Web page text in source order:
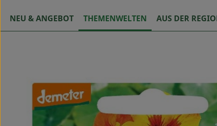
NEU & ANGEBOT THEMENWELTEN AUS DER